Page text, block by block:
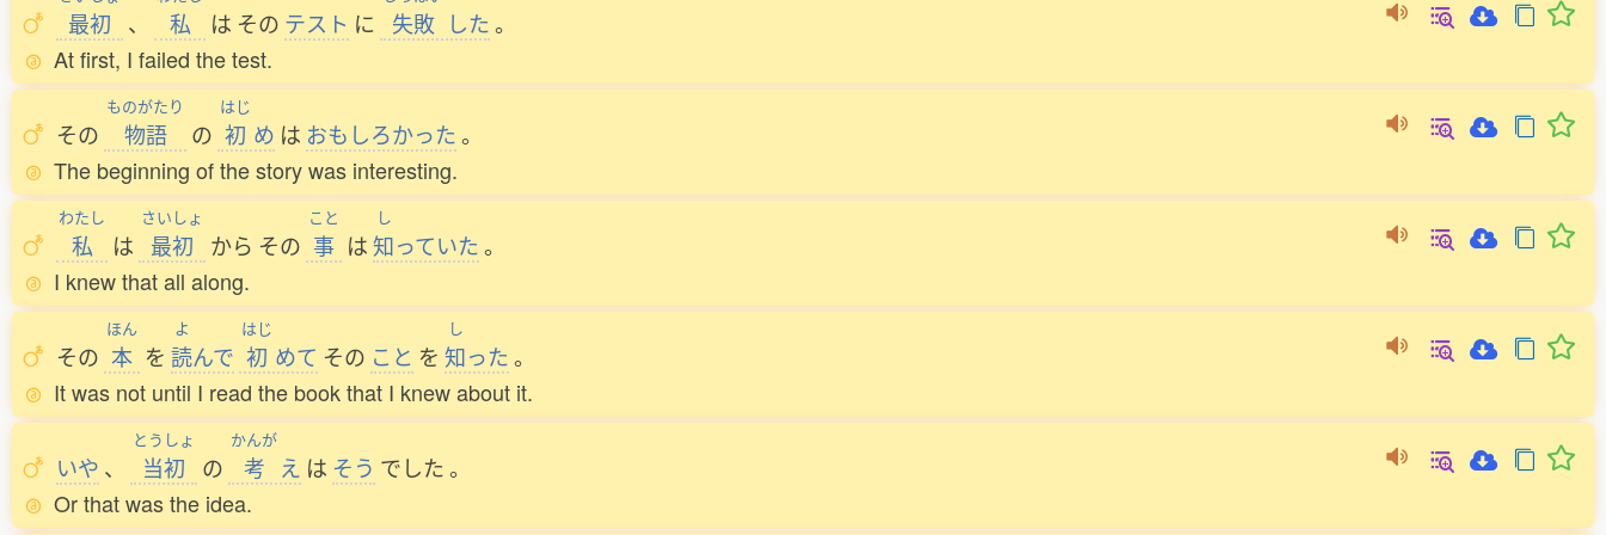
最初 、 私 は その テスト に 失敗 した。
At first, I failed the test.
その
ものがたり
物語 の
はじ
初 め は おもしろかった。
The beginning of the story was interesting.
わたし
私 は
さいしょ
最初 から その
こと
事 は
し
知っていた。
I knew that all along.
その
ほん
本 を
よ
読んで
はじ
初 めて その こと を
し
知った。
It was not until I read the book that I knew about it.
いや 、
とうしょ
当初 の
かんが
考 え は そう でした。
Or that was the idea.